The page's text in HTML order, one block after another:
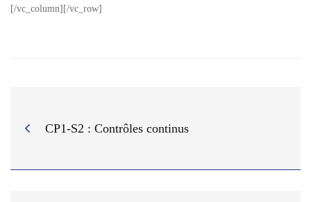
[/vc_column][/vc_row]
CP1-S2 : Contrôles continus